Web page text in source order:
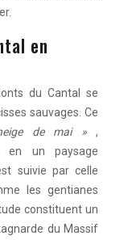
en
du Cantal se
sauvages. Ce
de mai » ,
en un paysage
suivie par celle
les gentianes
constituent un
du Massif